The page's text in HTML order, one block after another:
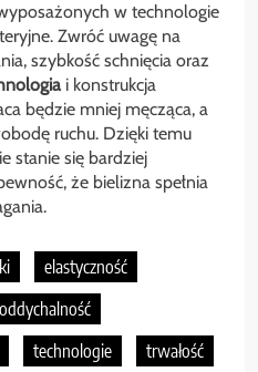
w technologie
Zwróć uwagę na
szybkość schnięcia oraz
i konstrukcja
będzie mniej męcząca, a
ruchu. Dzięki temu
stanie się bardziej
że bielizna spełnia
elastyczność
oddychalność
technologie trwałość